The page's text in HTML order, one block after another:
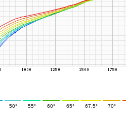
50° 55° 60° 65° 67.5° 70°